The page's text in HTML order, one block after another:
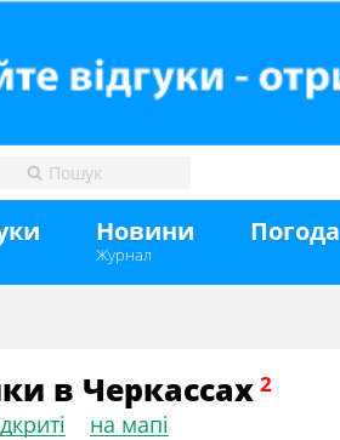
Новини
Журнал
Погода
в Черкассах
на мапі